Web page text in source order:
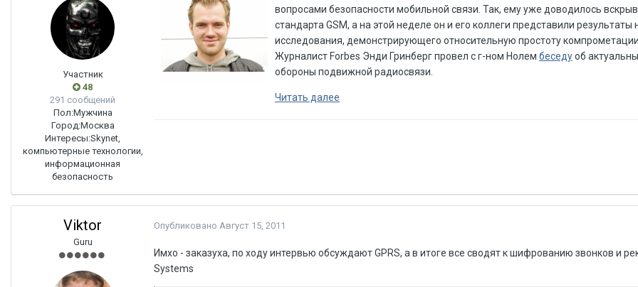
Участник
48
291 сообщений
Пол:Мужчина
Город:Москва
Интересы:Skynet,
компьютерные технологии,
информационная
безопасность
вопросами безопасности мобильной связи. Так, ему уже доводилось
стандарта GSM, а на этой неделе он и его коллеги представили результаты
исследования, демонстрирующего относительную простоту компрометации
Журналист Forbes Энди Гринберг провел с г-ном Нолем беседуоб
обороны подвижной радиосвязи.
Читать далее
Viktor
Guru
Опубликовано Август 15, 2011
Имхо - заказуха, по ходу интервью обсуждают GPRS, а в итоге все сводят к шифрованию звонков и
Systems